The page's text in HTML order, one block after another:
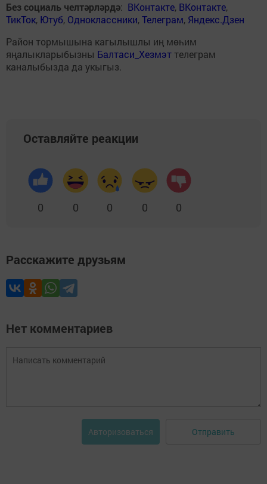
Без социаль челтәрләрдә: ВКонтакте, ВКонтакте,
ТикТок, Ютуб, Одноклассники,Телеграм, Яндекс.Дзен
Район тормышына кагылышлы иң мөһим
яңалыкларыбызны Балтаси_Хезмэт телеграм
каналыбызда да укыгыз.
Оставляйте реакции
0 0 0 0 0
Расскажите друзьям
Нет комментариев
Авторизоваться Отправить